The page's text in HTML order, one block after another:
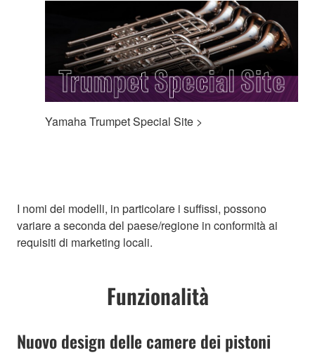
Yamaha Trumpet Special Site >
I nomi dei modelli, in particolare i suffissi, possono
variare a seconda del paese/regione in conformità ai
requisiti di marketing locali.
Funzionalità
Nuovo design delle camere dei pistoni